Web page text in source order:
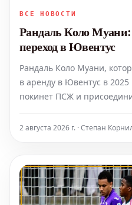
ВСЕ НОВОСТИ
Рандаль Коло
переход в Ювентус
Рандаль Коло Муани,
в аренду в Ювентус в 2025
покинет ПСЖ и
евро.
2 августа 2026 г. · Степан